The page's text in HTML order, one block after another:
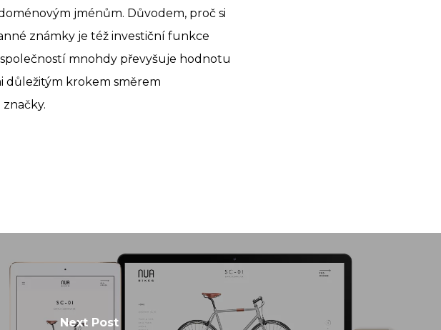
jménům. Důvodem, proč si
známky je též investiční funkce
mnohdy převyšuje hodnotu
důležitým krokem směrem
Next Post